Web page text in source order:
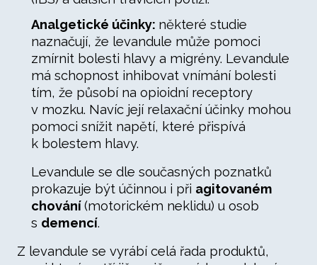
Analgetické účinky: některé studie
naznačují, že levandule může pomoci
zmírnit bolesti hlavy a migrény. Levandule
má schopnost inhibovat vnímání bolesti
tím, že působí na opioidní receptory
v mozku. Navíc její relaxační účinky mohou
pomoci snížit napětí, které přispívá
k bolestem hlavy.
Levandule se dle současných poznatků
prokazuje být účinnou i při agitovaném
chování(motorickém neklidu) u osob
s demencí.
Z levandule se vyrábí celá řada produktů,